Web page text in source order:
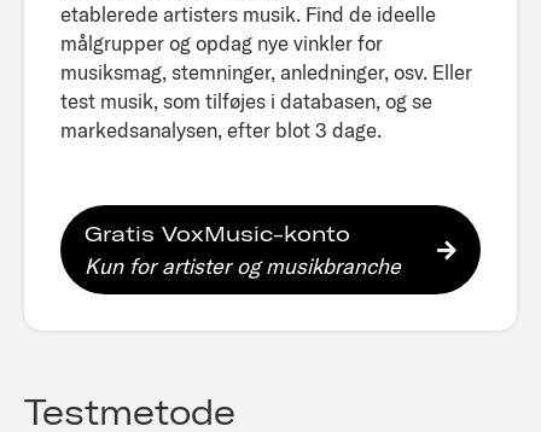
etablerede artisters musik. Find de ideelle
målgrupper og opdag nye vinkler for
musiksmag, stemninger, anledninger, osv. Eller
test musik, som tilføjes i databasen, og se
markedsanalysen, efter blot 3 dage.​
Gratis VoxMusic-konto
Kun for artister og musikbranche
Testmetode